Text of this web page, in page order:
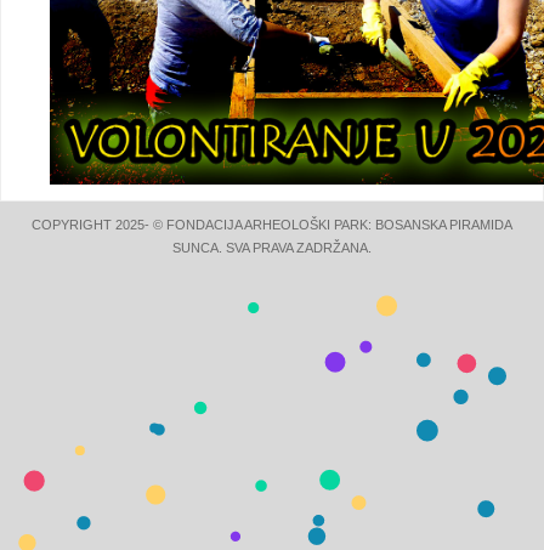
COPYRIGHT 2025- © FONDACIJA ARHEOLOŠKI PARK: BOSANSKA PIRAMIDA
SUNCA. SVA PRAVA ZADRŽANA.